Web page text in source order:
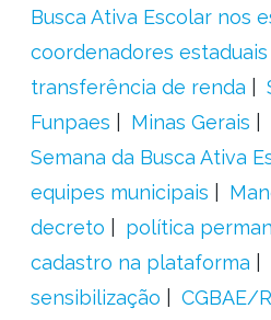
Busca Ativa Escolar nos
coordenadores estaduais
transferência de renda
Funpaes
Minas Gerais
Semana da Busca Ativa
equipes municipais
decreto
política
cadastro na plataforma
sensibilização
CGBAE/